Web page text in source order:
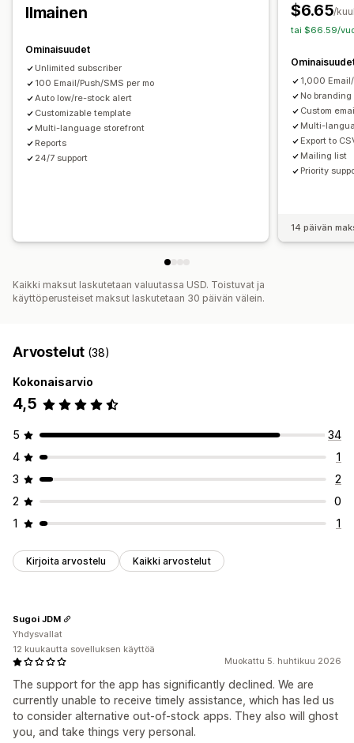
Ponnahdusilmoitukset
Odotuslistat
Analytiikka ja raportit
Asiakaskysyntä
Ilmainen
Ominaisuudet
Unlimited subscriber
100 Email/Push/SMS per mo
Auto low/re-stock alert
Customizable template
Multi-language storefront
Reports
24/7 support
$6.65/
tai $66.59/
1,000
No branding
Custom
Multi-
Export to
Mailing list
Priority
14 päivän
Kaikki maksut laskutetaan valuutassa USD. Toistuvat ja
käyttöperusteiset maksut laskutetaan 30 päivän välein.
Arvostelut (38)
Kokonaisarvio
4,5
5
34
4
1
3
2
2
0
1
1
Kirjoita arvostelu Kaikki arvostelut
Muokattu 5. huhtikuu 2026
The support for the app has significantly declined. We are
currently unable to receive timely assistance, which has led us
to consider alternative out-of-stock apps. They also will ghost
you, and take things very personal.
Sugoi JDM
Yhdysvallat
12 kuukautta sovelluksen käyttöä